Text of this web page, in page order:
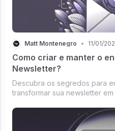
Matt Montenegro • 11/01/
Como criar e manter o
Newsletter?
Descubra os segredos para
transformar sua newsletter